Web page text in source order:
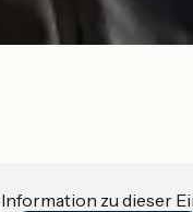
zu dieser